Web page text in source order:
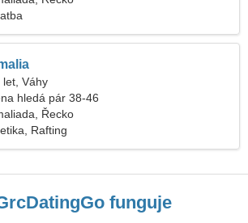
let, Váhy
hledá pár 38-46
Řecko
Rafting
funguje